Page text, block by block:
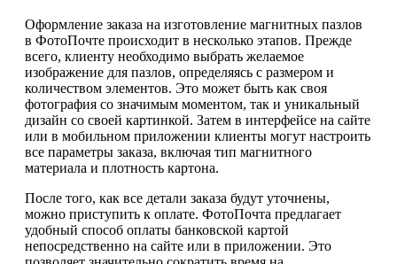
Оформление заказа на изготовление магнитных пазлов
в ФотоПочте происходит в несколько этапов. Прежде
всего, клиенту необходимо выбрать желаемое
изображение для пазлов, определяясь с размером и
количеством элементов. Это может быть как своя
фотография со значимым моментом, так и уникальный
дизайн со своей картинкой. Затем в интерфейсе на сайте
или в мобильном приложении клиенты могут настроить
все параметры заказа, включая тип магнитного
материала и плотность картона.
После того, как все детали заказа будут уточнены,
можно приступить к оплате. ФотоПочта предлагает
удобный способ оплаты банковской картой
непосредственно на сайте или в приложении. Это